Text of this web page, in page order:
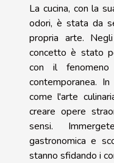
La cucina, con la
odori, è stata da
propria arte.
concetto è stato
con il fenomeno
contemporanea.
come l'arte
creare opere
sensi.
gastronomica e
stanno sfidando i